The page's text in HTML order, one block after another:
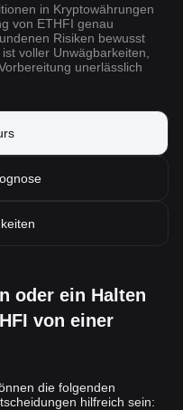
Bitget kaufen, die eine
für Krypto-Enthusiasten
definieren
in Kryptowährungen
von ETHFI genau
Risiken bewusst
voller Unwägbarkeiten,
unerlässlich
oder ein Halten
von einer
die folgenden
hilfreich sein: